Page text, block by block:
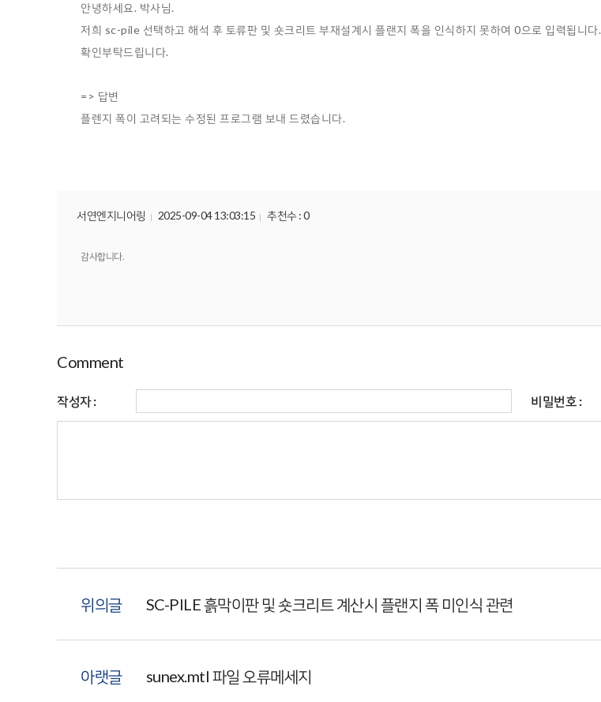
안녕하세요. 박사님.
저희 sc-pile 선택하고 해석 후 토류판 및 숏크리트 부재설계시 플랜지 폭을 인식하지 못하여 0으로 입력됩니다.
확인부탁드립니다.
=> 답변
플렌지 폭이 고려되는 수정된 프로그램 보내 드렸습니다.
서연엔지니어링 2025-09-04 13:03:15 추천수 : 0
감사합니다.
Comment
작성자 : 비밀번호 :
위의글 SC-PILE 흙막이판 및 숏크리트 계산시 플랜지 폭 미인식 관련
아랫글 sunex.mtl 파일 오류메세지